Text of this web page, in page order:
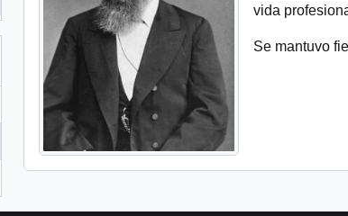
vida
Se mantuvo